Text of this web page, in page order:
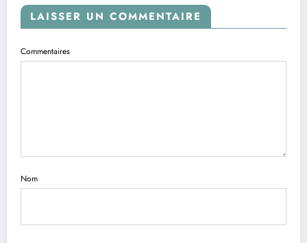
LAISSER UN COMMENTAIRE
Commentaires
Nom